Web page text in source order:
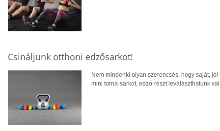
Csináljunk otthoni edzősarkot!
Nem mindenki olyan szerencsés, hogy saját,
mini torna-sarkot, edző-részt leválaszthatunk